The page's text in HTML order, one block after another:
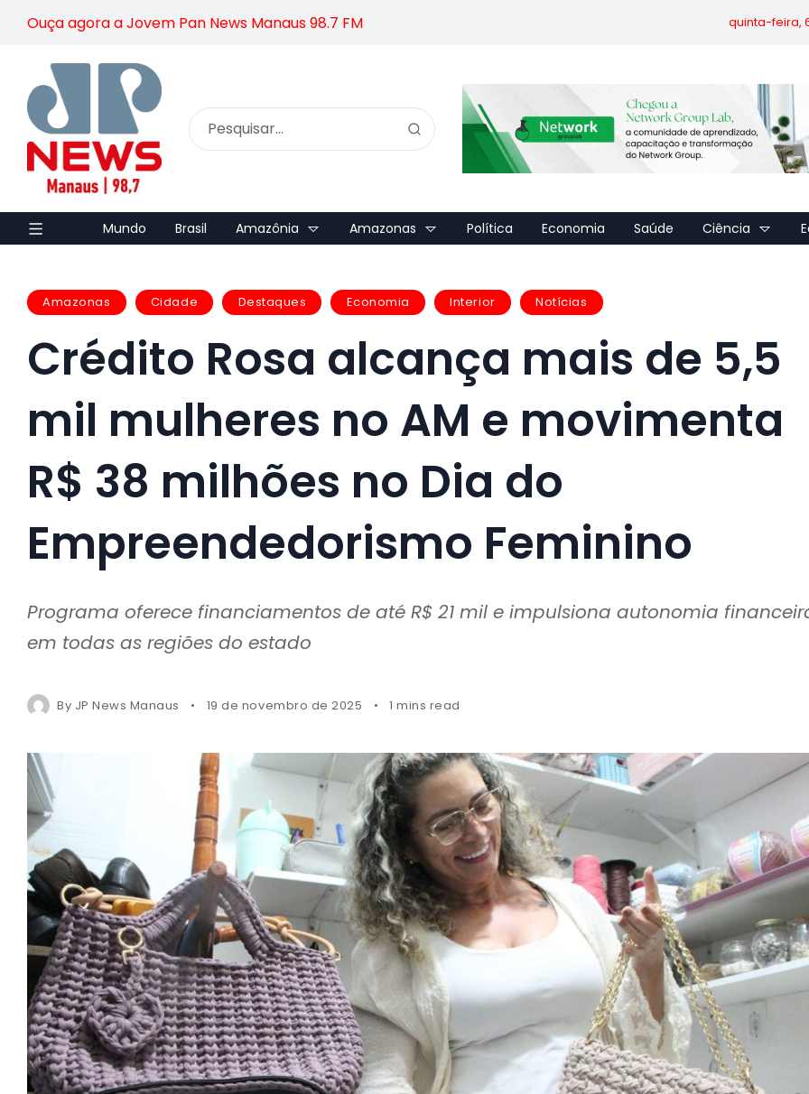
Ouça agora a Jovem Pan News Manaus 98.7 FM quinta-feira,
Mundo Brasil Amazônia Amazonas Política Economia Saúde Ciência
Amazonas Cidade Destaques Economia Interior Notícias
Crédito Rosa alcança mais de 5,5
mil mulheres no AM e movimenta
R$ 38 milhões no Dia do
Empreendedorismo Feminino
Programa oferece financiamentos de até R$ 21 mil e impulsiona autonomia
em todas as regiões do estado
By JP News Manaus 19 de novembro de 2025 1 mins read